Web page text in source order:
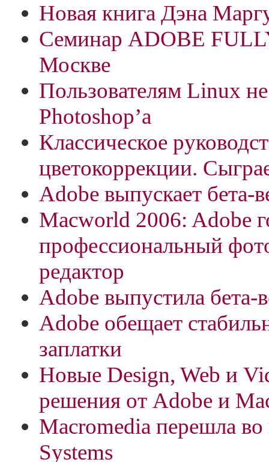
Новая книга Дэна
Семинар ADOBE
Москве
Пользователям Linux не
Photoshop’а
Классическое
цветокоррекции.
Adobe выпускает бета-
Macworld 2006: Adobe
профессиональный
редактор
Adobe выпустила
Adobe обещает
заплатки
Новые Design, Web и
решения от Adobe и
Macromedia перешла
Systems